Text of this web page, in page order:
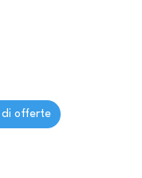
di offerte